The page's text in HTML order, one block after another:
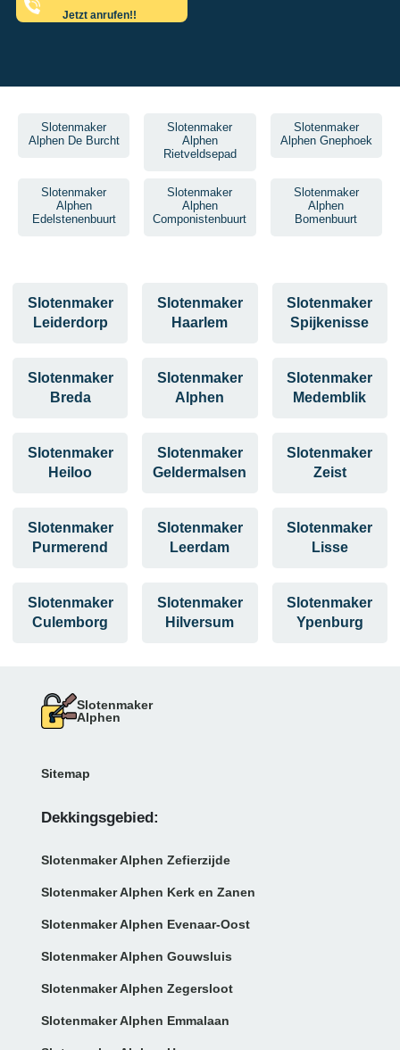
Jetzt anrufen!!
Slotenmaker
Alphen De Burcht
Slotenmaker
Alphen
Rietveldsepad
Slotenmaker
Alphen Gnephoek
Slotenmaker
Alphen
Edelstenenbuurt
Slotenmaker
Alphen
Componistenbuurt
Slotenmaker
Alphen
Bomenbuurt
Slotenmaker
Leiderdorp
Slotenmaker
Haarlem
Slotenmaker
Spijkenisse
Slotenmaker
Breda
Slotenmaker
Alphen
Slotenmaker
Medemblik
Slotenmaker
Heiloo
Slotenmaker
Geldermalsen
Slotenmaker
Zeist
Slotenmaker
Purmerend
Slotenmaker
Leerdam
Slotenmaker
Lisse
Slotenmaker
Culemborg
Slotenmaker
Hilversum
Slotenmaker
Ypenburg
Slotenmaker
Alphen
Sitemap
Dekkingsgebied:
Slotenmaker Alphen Zefierzijde
Slotenmaker Alphen Kerk en Zanen
Slotenmaker Alphen Evenaar-Oost
Slotenmaker Alphen Gouwsluis
Slotenmaker Alphen Zegersloot
Slotenmaker Alphen Emmalaan